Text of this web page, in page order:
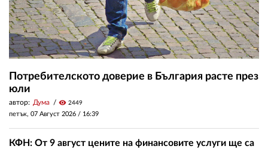
Потребителското доверие в България расте през
юли
автор: Дума visibility 2449
петък, 07 Август 2026 / 16:39
КФН: От 9 август цените на финансовите услуги ще са